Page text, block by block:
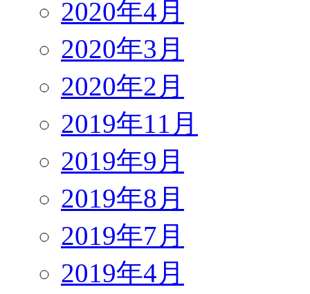
2020年4月
2020年3月
2020年2月
2019年11月
2019年9月
2019年8月
2019年7月
2019年4月